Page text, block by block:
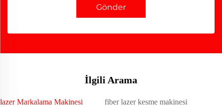
Gönder
İlgili Arama
lazer Markalama Makinesi fiber lazer kesme makinesi